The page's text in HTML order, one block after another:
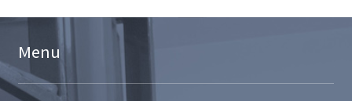
Menu